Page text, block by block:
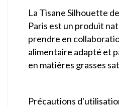
La Tisane Silhouette
Paris est un produit
prendre en
alimentaire adapté et
en matières grasses
Précautions